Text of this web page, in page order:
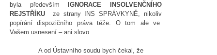
byla předevšímIGNORACE INSOLVENČNÍHO
REJSTŘÍKU ze strany INS SPRÁVKYNĚ, nikoliv
popírání dispozičního práva téže. O tom ale ve
Vašem usnesení – ani slovo.
A od Ústavního soudu bych čekal, že